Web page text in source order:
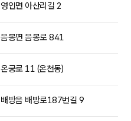
영인면 아산리길 2
음봉면 음봉로 841
온궁로 11 (온천동)
배방읍 배방로187번길 9